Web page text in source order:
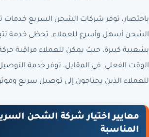
باختصار، توفر شركات الشحن السريع خدمات
الشحن أسهل وأسرع للعملاء. تحظى خدمة
بشعبية كبيرة، حيث يمكن للعملاء مراقبة
الوقت الفعلي. في المقابل، توفر خدمة
للعملاء الذين يحتاجون إلى توصيل سريع
معايير اختيار شركة الشحن
المناسبة